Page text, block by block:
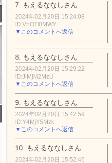
7. もえるななしさん
2024年02月20日 15:24:08
ID:VhOTI0MWY
▼このコメントへ返信
8. もえるななしさん
2024年02月20日 15:29:22
ID:JlMjM2MzU
▼このコメントへ返信
9. もえるななしさん
2024年02月20日 15:42:59
ID:Y4MjY5Mzk
▼このコメントへ返信
10. もえるななしさん
2024年02月20日 15:52:46